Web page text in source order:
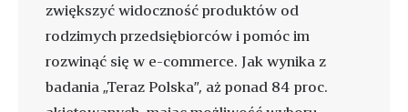
zwiększyć widoczność produktów od
rodzimych przedsiębiorców i pomóc im
rozwinąć się w e-commerce. Jak wynika z
badania „Teraz Polska”, aż ponad 84 proc.